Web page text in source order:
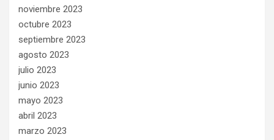
noviembre 2023
octubre 2023
septiembre 2023
agosto 2023
julio 2023
junio 2023
mayo 2023
abril 2023
marzo 2023